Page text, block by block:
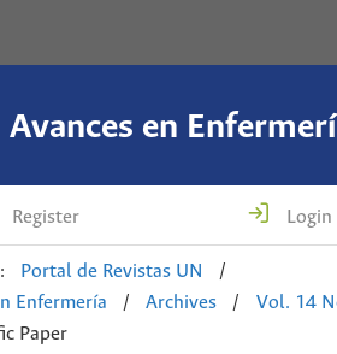
Avances en
Register Login
Portal de Revistas UN
/
Enfermería
/ Archives /
Vol. 14
Paper